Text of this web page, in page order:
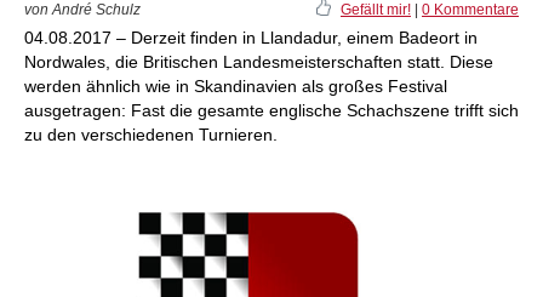
von André Schulz Gefällt mir! 0 Kommentare
04.08.2017 – Derzeit finden in Llandadur, einem Badeort in
Nordwales, die Britischen Landesmeisterschaften statt. Diese
werden ähnlich wie in Skandinavien als großes Festival
ausgetragen: Fast die gesamte englische Schachszene trifft sich
zu den verschiedenen Turnieren.